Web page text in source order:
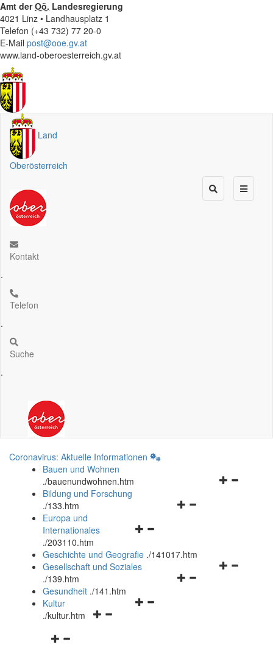
Amt derOö. Landesregierung
4021 Linz • Landhausplatz 1
Telefon (+43 732) 77 20-0
E-Mail post@ooe.gv.at
www.land-oberoesterreich.gv.at
Land
Oberösterreich
Kontakt
.
Telefon
.
Suche
.
Coronavirus: Aktuelle Informationen
Bauen und Wohnen
./bauenundwohnen.htm
Navigationsmenü
Bildung und Forschung
./133.htm
Navigationsmenü
und
schließen
Europa und
Internationales
./203110.htm
Geschichte und Geografie ./141017.htm
Navigationsmenü
Gesellschaft und Soziales
./139.htm
Navigationsmenü
Gesundheit ./141.htm
Navigationsmenü
Kultur
./kultur.htm
Navigationsmenü